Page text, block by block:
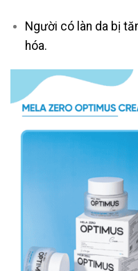
Người có làn da bị
hóa.